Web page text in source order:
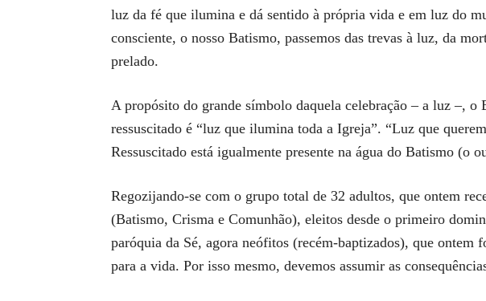
luz da fé que ilumina e dá sentido à própria vida e em luz do
consciente, o nosso Batismo, passemos das trevas à luz, da
prelado.
A propósito do grande símbolo daquela celebração – a luz –,
ressuscitado é “luz que ilumina toda a Igreja”. “Luz que
Ressuscitado está igualmente presente na água do Batismo
Regozijando-se com o grupo total de 32 adultos, que ontem
(Batismo, Crisma e Comunhão), eleitos desde o primeiro
paróquia da Sé, agora neófitos (recém-baptizados), que
para a vida. Por isso mesmo, devemos assumir as